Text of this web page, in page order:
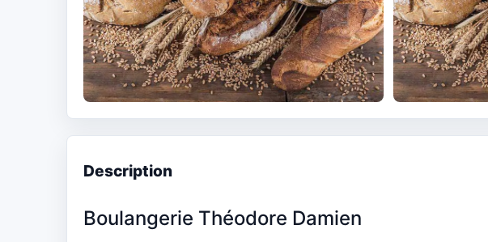
Description
Boulangerie Théodore Damien